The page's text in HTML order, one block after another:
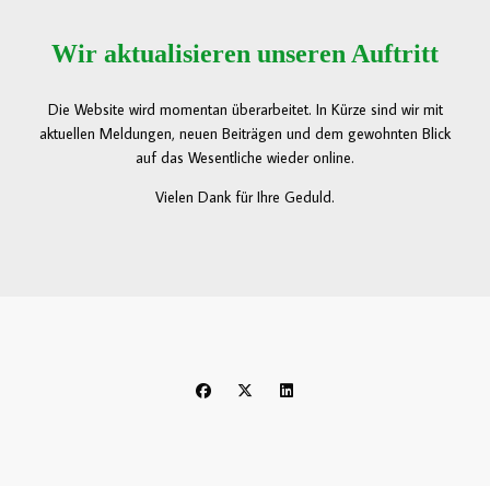
Wir aktualisieren unseren Auftritt
Die Website wird momentan überarbeitet. In Kürze sind wir mit
aktuellen Meldungen, neuen Beiträgen und dem gewohnten Blick
auf das Wesentliche wieder online.
Vielen Dank für Ihre Geduld.